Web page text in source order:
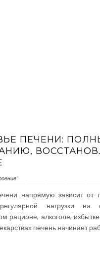
ПЕЧЕНИ:
напрямую зависит от
нагрузки на
рационе, алкоголе,
печень начинает